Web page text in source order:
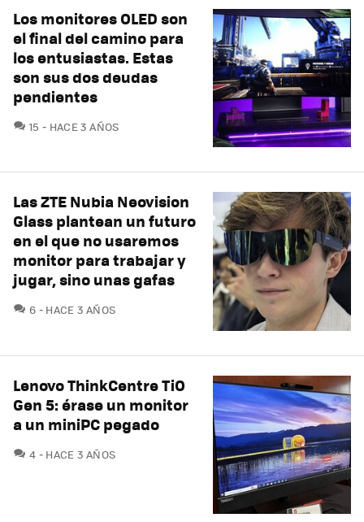
Los monitores OLED son
el final del camino para
los entusiastas. Estas
son sus dos deudas
pendientes
15 COMENTARIOS
HACE 3 AÑOS
Las ZTE Nubia Neovision
Glass plantean un futuro
en el que no usaremos
monitor para trabajar y
jugar, sino unas gafas
6 COMENTARIOS
HACE 3 AÑOS
Lenovo ThinkCentre TiO
Gen 5: érase un monitor
a un miniPC pegado
4 COMENTARIOS
HACE 3 AÑOS